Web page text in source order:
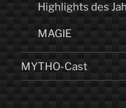
Highlights des
MAGIE
MYTHO-Cast